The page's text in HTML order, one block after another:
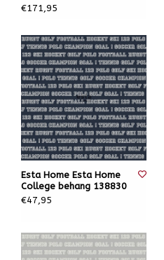
€171,95
Esta Home Esta Home
College behang 138830
€47,95